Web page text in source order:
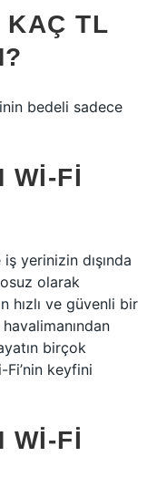
KAÇ TL
bedeli sadece
WI-FI
yerinizin dışında
olarak
hızlı ve güvenli bir
birçok
Fi’nin keyfini
WI-FI